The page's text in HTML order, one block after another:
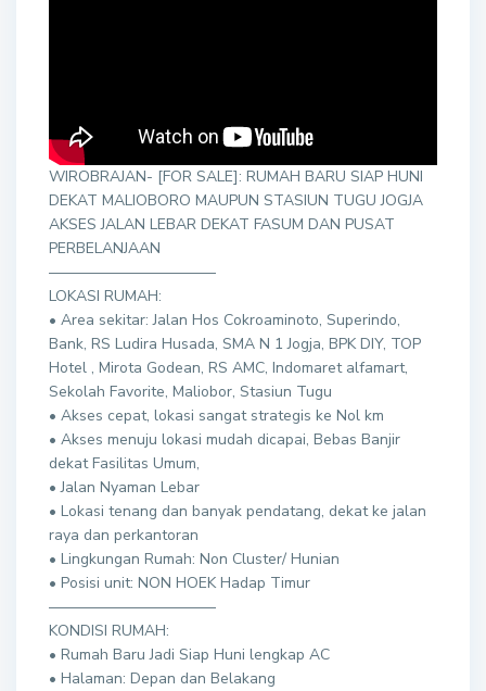
WIROBRAJAN- [FOR SALE]: RUMAH BARU SIAP HUNI
DEKAT MALIOBORO MAUPUN STASIUN TUGU JOGJA
AKSES JALAN LEBAR DEKAT FASUM DAN PUSAT
PERBELANJAAN
———————————
LOKASI RUMAH:
• Area sekitar: Jalan Hos Cokroaminoto, Superindo,
Bank, RS Ludira Husada, SMA N 1 Jogja, BPK DIY, TOP
Hotel , Mirota Godean, RS AMC, Indomaret alfamart,
Sekolah Favorite, Maliobor, Stasiun Tugu
• Akses cepat, lokasi sangat strategis ke Nol km
• Akses menuju lokasi mudah dicapai, Bebas Banjir
dekat Fasilitas Umum,
• Jalan Nyaman Lebar
• Lokasi tenang dan banyak pendatang, dekat ke jalan
raya dan perkantoran
• Lingkungan Rumah: Non Cluster/ Hunian
• Posisi unit: NON HOEK Hadap Timur
———————————
KONDISI RUMAH:
• Rumah Baru Jadi Siap Huni lengkap AC
• Halaman: Depan dan Belakang